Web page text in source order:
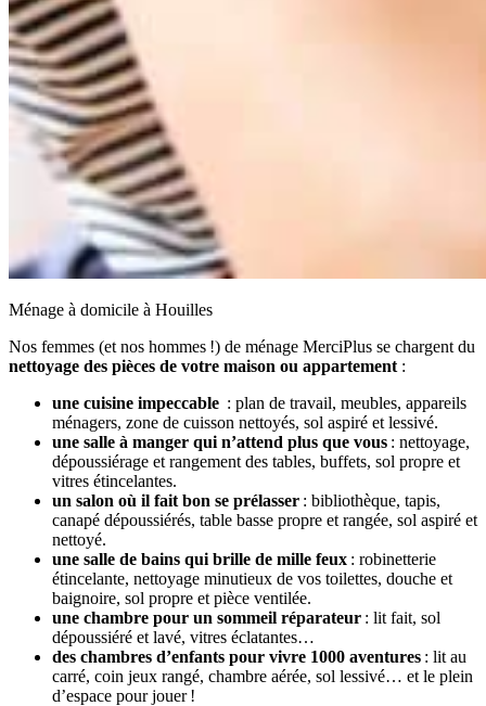
Ménage à domicile à Houilles
Nos femmes (et nos hommes !) de ménage MerciPlus se chargent du
nettoyage des pièces de votre maison ou appartement :
une cuisine impeccable : plan de travail, meubles, appareils
ménagers, zone de cuisson nettoyés, sol aspiré et lessivé.
une salle à manger qui n’attend plus que vous : nettoyage,
dépoussiérage et rangement des tables, buffets, sol propre et
vitres étincelantes.
un salon où il fait bon se prélasser : bibliothèque, tapis,
canapé dépoussiérés, table basse propre et rangée, sol aspiré et
nettoyé.
une salle de bains qui brille de mille feux : robinetterie
étincelante, nettoyage minutieux de vos toilettes, douche et
baignoire, sol propre et pièce ventilée.
une chambre pour un sommeil réparateur : lit fait, sol
dépoussiéré et lavé, vitres éclatantes…
des chambres d’enfants pour vivre 1000 aventures : lit au
carré, coin jeux rangé, chambre aérée, sol lessivé… et le plein
d’espace pour jouer !